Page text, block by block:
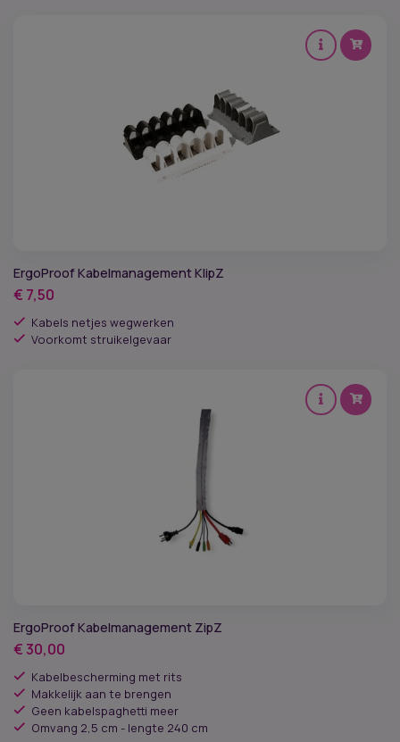
ErgoProof Kabelmanagement KlipZ
€ 7,50
Kabels netjes wegwerken
Voorkomt struikelgevaar
ErgoProof Kabelmanagement ZipZ
€30,00
Kabelbescherming met rits
Makkelijk aan te brengen
Geen kabelspaghetti meer
Omvang 2,5 cm - lengte 240 cm